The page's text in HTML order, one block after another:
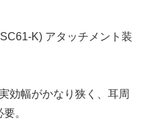
効幅がかなり狭く、耳周
。